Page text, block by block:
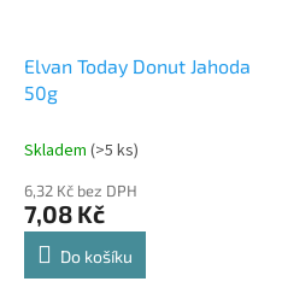
Elvan Today Donut Jahoda
50g
Skladem (>5 ks)
6,32 Kč bez DPH
7,08 Kč
Do košíku